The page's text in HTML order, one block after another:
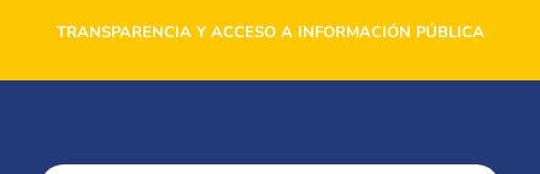
TRANSPARENCIA Y ACCESO A INFORMACIÓN PÚBLICA